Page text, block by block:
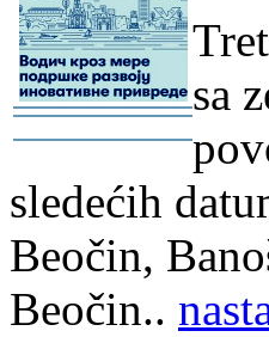
-
sa
sledećih
Beočin,
Beočin..